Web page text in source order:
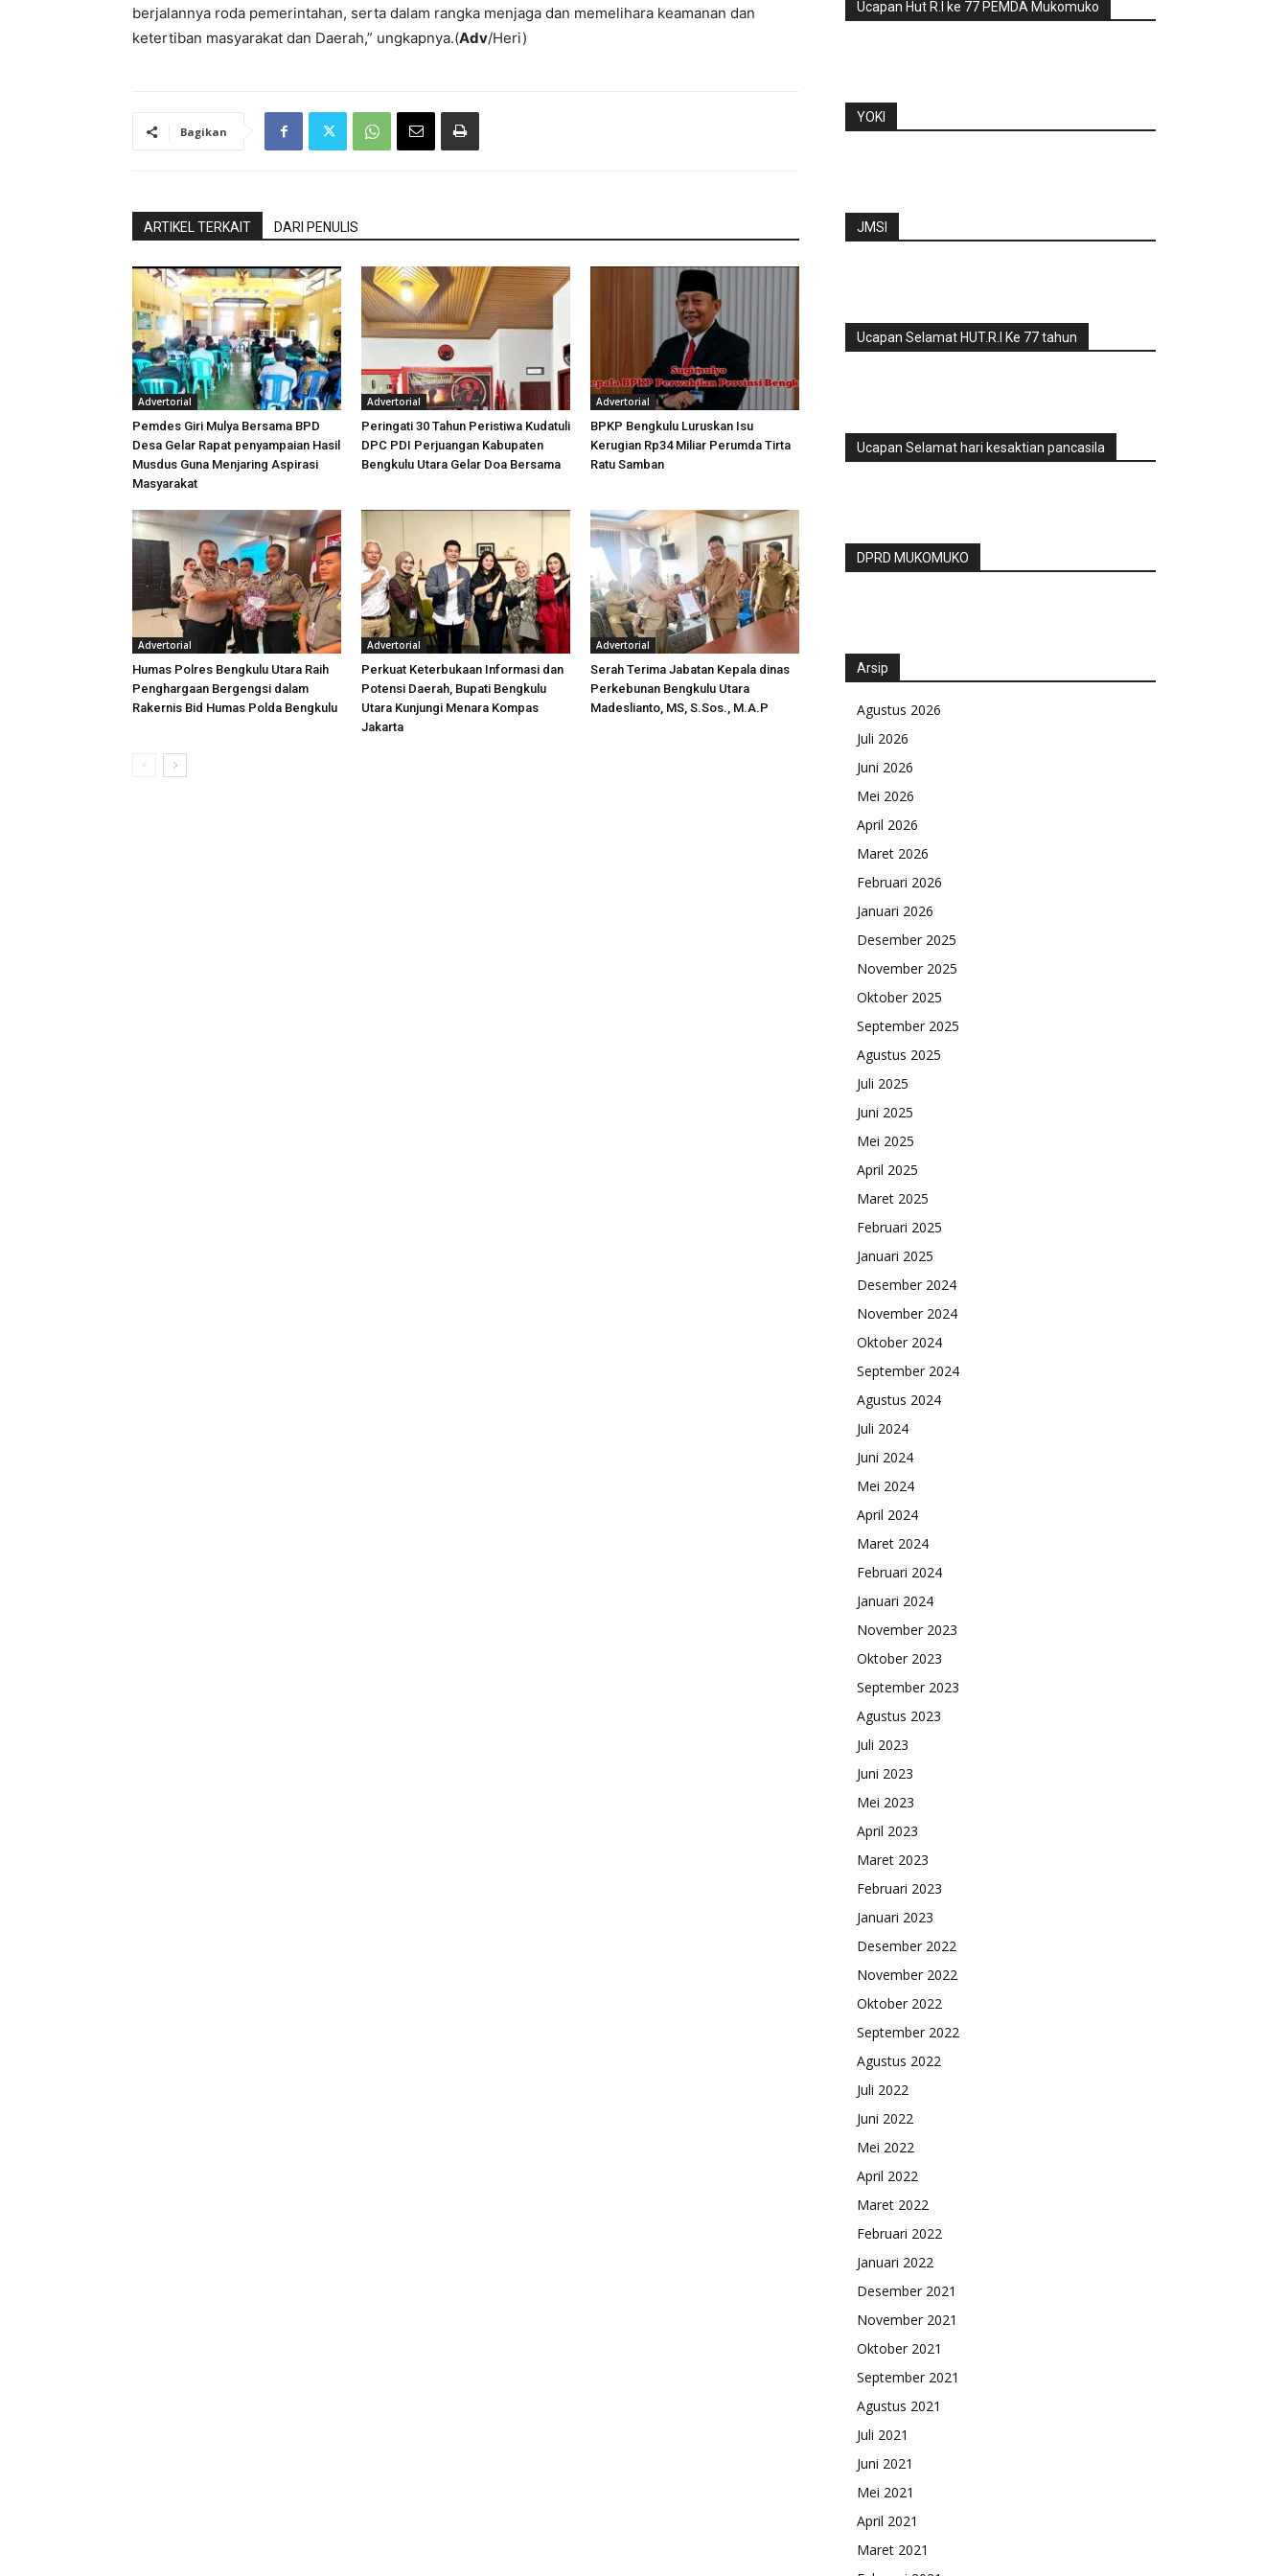
berjalannya roda pemerintahan, serta dalam rangka menjaga dan memelihara keamanan dan
ketertiban masyarakat dan Daerah,” ungkapnya.(Adv/Heri)
Bagikan
ARTIKEL TERKAIT DARI PENULIS
Advertorial
Pemdes Giri Mulya Bersama BPD
Desa Gelar Rapat penyampaian Hasil
Musdus Guna Menjaring Aspirasi
Masyarakat
Advertorial
Peringati 30 Tahun Peristiwa Kudatuli
DPC PDI Perjuangan Kabupaten
Bengkulu Utara Gelar Doa Bersama
Advertorial
BPKP Bengkulu Luruskan Isu
Kerugian Rp34 Miliar Perumda Tirta
Ratu Samban
Advertorial
Humas Polres Bengkulu Utara Raih
Penghargaan Bergengsi dalam
Rakernis Bid Humas Polda Bengkulu
Advertorial
Perkuat Keterbukaan Informasi dan
Potensi Daerah, Bupati Bengkulu
Utara Kunjungi Menara Kompas
Jakarta
Advertorial
Serah Terima Jabatan Kepala dinas
Perkebunan Bengkulu Utara
Madeslianto, MS, S.Sos., M.A.P
Ucapan Hut R.I ke 77 PEMDA Mukomuko
YOKI
JMSI
Ucapan Selamat HUT.R.I Ke 77 tahun
Ucapan Selamat hari kesaktian pancasila
DPRD MUKOMUKO
Arsip
Agustus 2026
Juli 2026
Juni 2026
Mei 2026
April 2026
Maret 2026
Februari 2026
Januari 2026
Desember 2025
November 2025
Oktober 2025
September 2025
Agustus 2025
Juli 2025
Juni 2025
Mei 2025
April 2025
Maret 2025
Februari 2025
Januari 2025
Desember 2024
November 2024
Oktober 2024
September 2024
Agustus 2024
Juli 2024
Juni 2024
Mei 2024
April 2024
Maret 2024
Februari 2024
Januari 2024
November 2023
Oktober 2023
September 2023
Agustus 2023
Juli 2023
Juni 2023
Mei 2023
April 2023
Maret 2023
Februari 2023
Januari 2023
Desember 2022
November 2022
Oktober 2022
September 2022
Agustus 2022
Juli 2022
Juni 2022
Mei 2022
April 2022
Maret 2022
Februari 2022
Januari 2022
Desember 2021
November 2021
Oktober 2021
September 2021
Agustus 2021
Juli 2021
Juni 2021
Mei 2021
April 2021
Maret 2021